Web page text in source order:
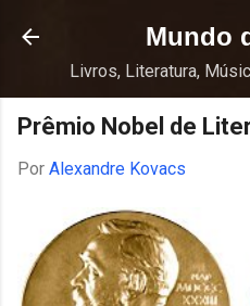
Pular para o
Mundo
Livros, Literatura,
Prêmio Nobel de
Por Alexandre Kovacs